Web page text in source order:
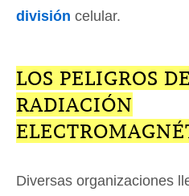
división celular.
LOS PELIGROS
RADIACIÓN
Diversas organizaciones